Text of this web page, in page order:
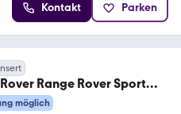
Kontakt Parken
Range Rover Sport
Carbon Bronze Limited
möglich